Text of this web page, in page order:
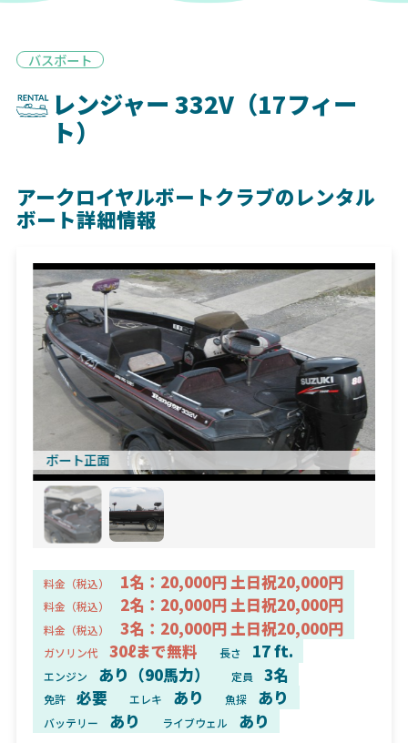
バスボート
レンジャー 332V（17フィー
ト）
アークロイヤルボートクラブのレンタル
ボート詳細情報
ボート正面
料金（税込） 1名：20,000円 土日祝20,000円
料金（税込） 2名：20,000円 土日祝20,000円
料金（税込） 3名：20,000円 土日祝20,000円
ガソリン代 30ℓまで無料 長さ 17 ft.
エンジン あり（90馬力） 定員 3名
免許 必要 エレキ あり 魚探 あり
バッテリー あり ライブウェル あり